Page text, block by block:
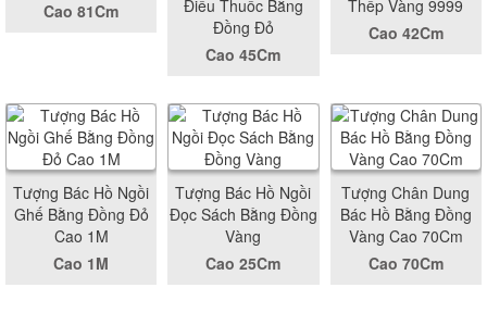
Cao 81Cm
Điếu Thuốc Bằng
Đồng Đỏ
Cao 45Cm
Thếp Vàng 9999
Cao 42Cm
Tượng Bác Hồ Ngồi
Ghế Bằng Đồng Đỏ
Cao 1M
Cao 1M
Tượng Bác Hồ Ngồi
Đọc Sách Bằng Đồng
Vàng
Cao 25Cm
Tượng Chân Dung
Bác Hồ Bằng Đồng
Vàng Cao 70Cm
Cao 70Cm